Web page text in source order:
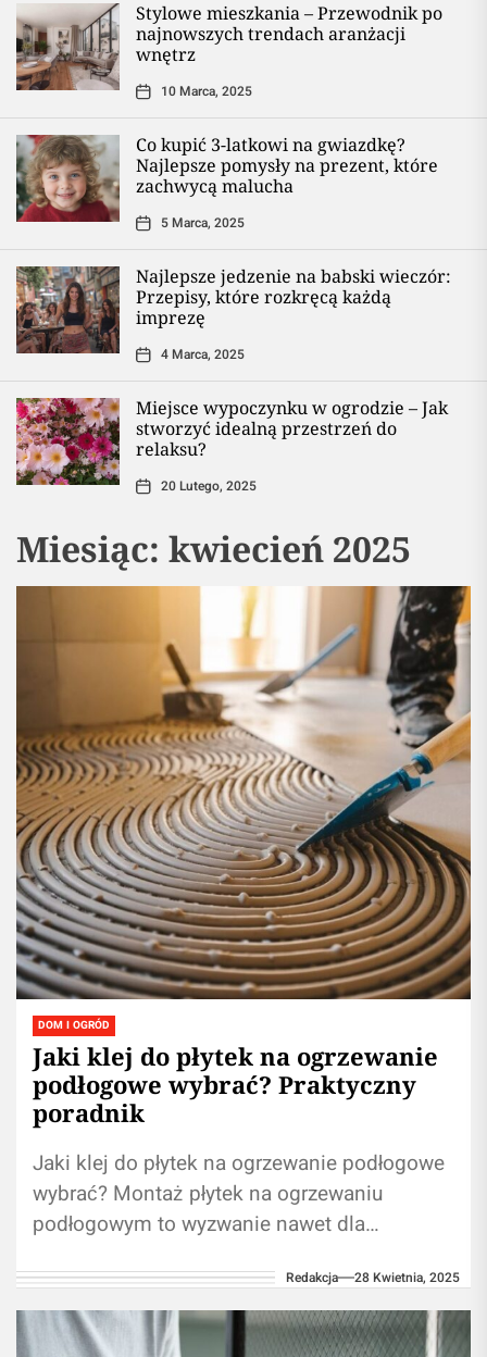
Stylowe mieszkania – Przewodnik po
najnowszych trendach aranżacji
wnętrz
10 Marca, 2025
Co kupić 3-latkowi na gwiazdkę?
Najlepsze pomysły na prezent, które
zachwycą malucha
5 Marca, 2025
Najlepsze jedzenie na babski wieczór:
Przepisy, które rozkręcą każdą
imprezę
4 Marca, 2025
Miejsce wypoczynku w ogrodzie – Jak
stworzyć idealną przestrzeń do
relaksu?
20 Lutego, 2025
Miesiąc: kwiecień 2025
DOM I OGRÓD
Jaki klej do płytek na ogrzewanie
podłogowe wybrać? Praktyczny
poradnik
Jaki klej do płytek na ogrzewanie podłogowe
wybrać? Montaż płytek na ogrzewaniu
podłogowym to wyzwanie nawet dla
pracy z takim podłożem kluczowe...
Redakcja 28 Kwietnia, 2025